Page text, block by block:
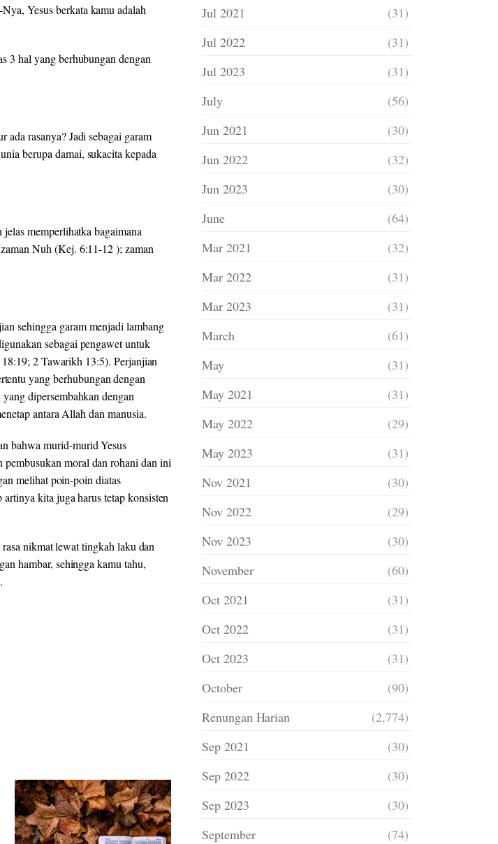
Yesus berkata kamu adalah
3 hal yang berhubungan dengan
rasanya? Jadi sebagai garam
berupa damai, sukacita kepada
memperlihatka bagaimana
Nuh (Kej. 6:11-12 ); zaman
sehingga garam menjadi lambang
sebagai pengawet untuk
2 Tawarikh 13:5). Perjanjian
yang berhubungan dengan
dipersembahkan dengan
antara Allah dan manusia.
bahwa murid-murid Yesus
moral dan rohani dan ini
melihat poin-poin diatas
kita juga harus tetap konsisten
nikmat lewat tingkah laku dan
hambar, sehingga kamu tahu,
Jul 2021
(31)
Jul 2022
(31)
Jul 2023
(31)
July
(56)
Jun 2021
(30)
Jun 2022
(32)
Jun 2023
(30)
June
(64)
Mar 2021
(32)
Mar 2022
(31)
Mar 2023
(31)
March
(61)
May
(31)
May 2021
(31)
May 2022
(29)
May 2023
(31)
Nov 2021
(30)
Nov 2022
(29)
Nov 2023
(30)
November
(60)
Oct 2021
(31)
Oct 2022
(31)
Oct 2023
(31)
October
(90)
Renungan Harian
(2,774)
Sep 2021
(30)
Sep 2022
(30)
Sep 2023
(30)
September
(74)